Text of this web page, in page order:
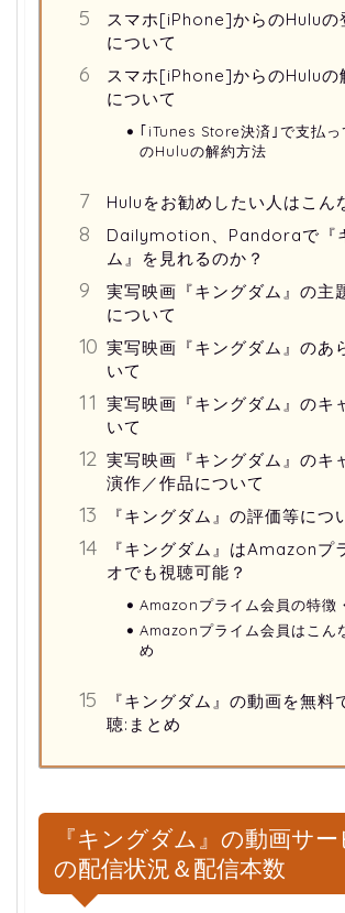
スマホ[iPhone]からのHuluの
について
スマホ[iPhone]からのHuluの
について
｢iTunes Store決済｣で支払っ
のHuluの解約方法
Huluをお勧めしたい人はこん
Dailymotion、Pandoraで『
ム』を見れるのか？
実写映画『キングダム』の主
について
実写映画『キングダム』のあ
いて
実写映画『キングダム』のキ
いて
実写映画『キングダム』のキ
演作／作品について
『キングダム』の評価等につ
『キングダム』はAmazonプ
オでも視聴可能？
Amazonプライム会員の特徴
Amazonプライム会員はこん
め
『キングダム』の動画を無料
聴:まとめ
『キングダム』の動画サ
の配信状況＆配信本数